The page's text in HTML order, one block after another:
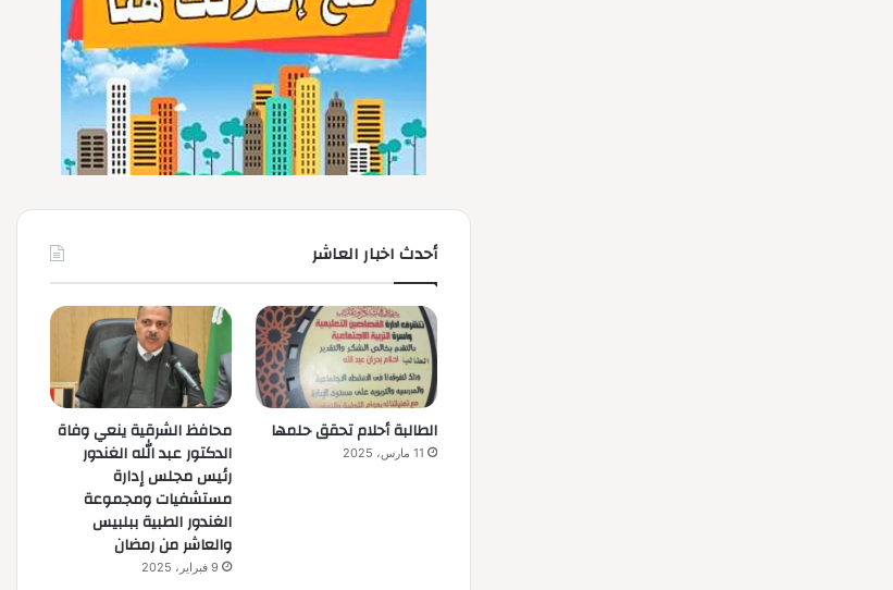
أحدث اخبار العاشر
الطالبة أحلام تحقق حلمها
11 مارس، 2025
محافظ الشرقية ينعي وفاة
الدكتور عبد الله الغندور
رئيس مجلس إدارة
مستشفيات ومجموعة
الغندور الطبية ببلبيس
والعاشر من رمضان
9 فبراير، 2025